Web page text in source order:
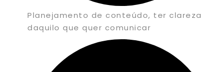
Planejamento de conteúdo, ter clareza
daquilo que quer comunicar